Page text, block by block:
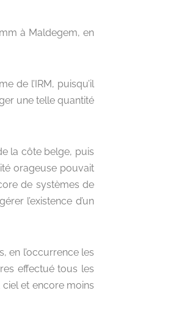
à Maldegem, en
de l’IRM, puisqu’il
une telle quantité
la côte belge, puis
orageuse pouvait
de systèmes de
l’existence d’un
en l’occurrence les
effectué tous les
et encore moins